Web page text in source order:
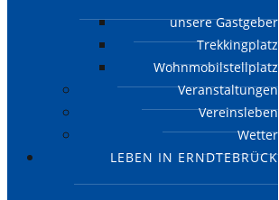
unsere Gastgeber
Trekkingplatz
Wohnmobilstellplatz
Veranstaltungen
Vereinsleben
Wetter
LEBEN IN ERNDTEBRÜCK